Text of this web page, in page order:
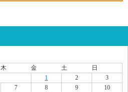
木 金 土 日
1 2
3
7 8 9
10